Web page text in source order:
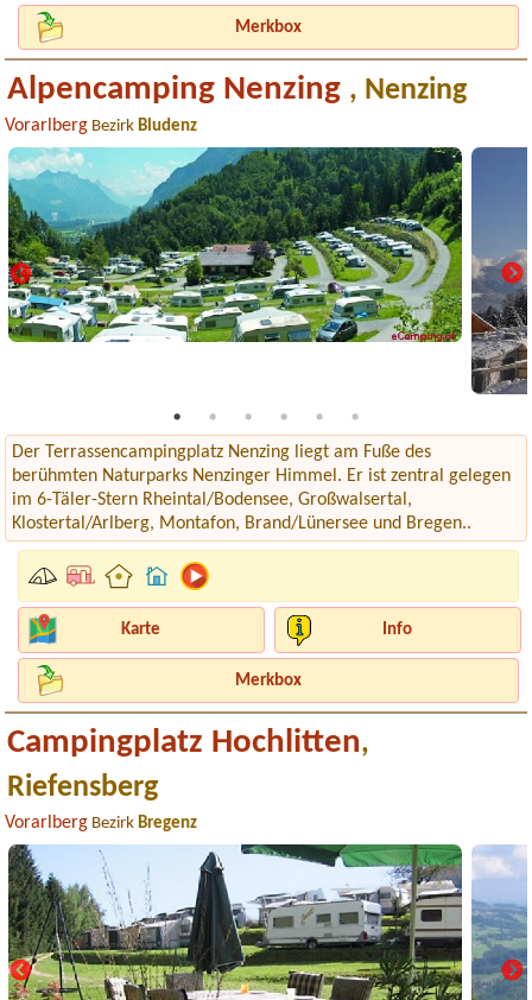
Merkbox
Alpencamping Nenzing , Nenzing
Vorarlberg BezirkBludenz
Der Terrassencampingplatz Nenzing liegt am Fuße des
berühmten Naturparks Nenzinger Himmel. Er ist zentral gelegen
im 6-Täler-Stern Rheintal/Bodensee, Großwalsertal,
Klostertal/Arlberg, Montafon, Brand/Lünersee und Bregen..
Karte Info
Merkbox
Campingplatz Hochlitten,
Riefensberg
Vorarlberg BezirkBregenz